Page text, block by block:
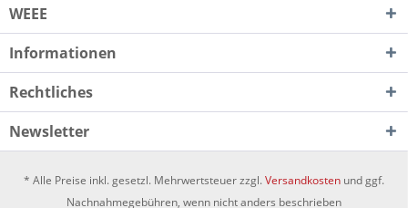
WEEE
Informationen
Rechtliches
Newsletter
* Alle Preise inkl. gesetzl. Mehrwertsteuer zzgl.Versandkosten und ggf.
Nachnahmegebühren, wenn nicht anders beschrieben